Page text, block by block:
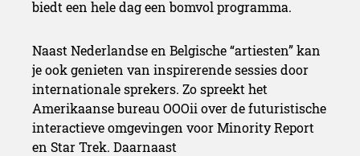
biedt een hele dag een bomvol programma.
Naast Nederlandse en Belgische “artiesten” kan
je ook genieten van inspirerende sessies door
internationale sprekers. Zo spreekt het
Amerikaanse bureau OOOii over de futuristische
interactieve omgevingen voor Minority Report
en Star Trek. Daarnaast